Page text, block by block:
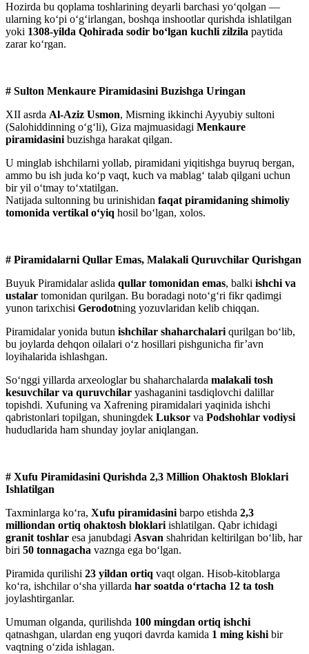
Hozirda bu qoplama toshlarining deyarli barchasi yo‘qolgan —
ularning ko‘pi o‘g‘irlangan, boshqa inshootlar qurishda ishlatilgan
yoki 1308-yilda Qohirada sodir bo‘lgan kuchli zilzila paytida
zarar ko‘rgan.
# Sulton Menkaure Piramidasini Buzishga Uringan
XII asrda Al-Aziz Usmon, Misrning ikkinchi Ayyubiy sultoni
(Salohiddinning o‘g‘li), Giza majmuasidagi Menkaure
piramidasini buzishga harakat qilgan.
U minglab ishchilarni yollab, piramidani yiqitishga buyruq bergan,
ammo bu ish juda ko‘p vaqt, kuch va mablag‘ talab qilgani uchun
bir yil o‘tmay to‘xtatilgan.
Natijada sultonning bu urinishidan faqat piramidaning shimoliy
tomonida vertikal o‘yiq hosil bo‘lgan, xolos.
# Piramidalarni Qullar Emas, Malakali Quruvchilar Qurishgan
Buyuk Piramidalar aslida qullar tomonidan emas, balki ishchi va
ustalar tomonidan qurilgan. Bu boradagi noto‘g‘ri fikr qadimgi
yunon tarixchisi Gerodotning yozuvlaridan kelib chiqqan.
Piramidalar yonida butun ishchilar shaharchalari qurilgan bo‘lib,
bu joylarda dehqon oilalari o‘z hosillari pishgunicha fir’avn
loyihalarida ishlashgan.
So‘nggi yillarda arxeologlar bu shaharchalarda malakali tosh
kesuvchilar va quruvchilar yashaganini tasdiqlovchi dalillar
topishdi. Xufuning va Xafrening piramidalari yaqinida ishchi
qabristonlari topilgan, shuningdek Luksor va Podshohlar vodiysi
hududlarida ham shunday joylar aniqlangan.
# Xufu Piramidasini Qurishda 2,3 Million Ohaktosh Bloklari
Ishlatilgan
Taxminlarga ko‘ra, Xufu piramidasini barpo etishda 2,3
milliondan ortiq ohaktosh bloklari ishlatilgan. Qabr ichidagi
granit toshlar esa janubdagi Asvan shahridan keltirilgan bo‘lib, har
biri 50 tonnagacha vaznga ega bo‘lgan.
Piramida qurilishi 23 yildan ortiq vaqt olgan. Hisob-kitoblarga
ko‘ra, ishchilar o‘sha yillarda har soatda o‘rtacha 12 ta tosh
joylashtirganlar.
Umuman olganda, qurilishda 100 mingdan ortiq ishchi
qatnashgan, ulardan eng yuqori davrda kamida 1 ming kishi bir
vaqtning o‘zida ishlagan.